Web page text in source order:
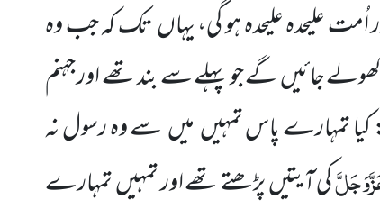
علیحدہ علیحدہ ہو گی، یہاں تک کہ جب وہ
جائیں گے جو پہلے سے بند تھے اور جہنم
تمہارے پاس تمہیں میں سے وہ رسول نہ
کی آیتیں پڑھتے تھے اور تمہیں تمہارے